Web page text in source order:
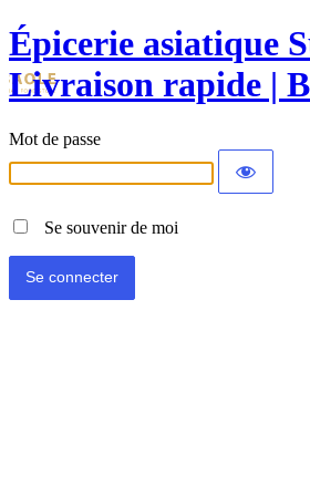
Épicerie asiatique
Livraison rapide |
Mot de passe
Se souvenir de moi